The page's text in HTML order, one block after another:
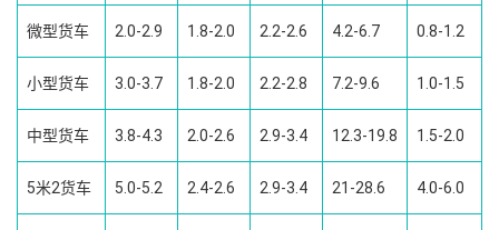
微型货车 2.0-2.9 1.8-2.0 2.2-2.6 4.2-6.7 0.8-1.2
小型货车 3.0-3.7 1.8-2.0 2.2-2.8 7.2-9.6 1.0-1.5
中型货车 3.8-4.3 2.0-2.6 2.9-3.4 12.3-19.8 1.5-2.0
5米2货车 5.0-5.2 2.4-2.6 2.9-3.4 21-28.6 4.0-6.0